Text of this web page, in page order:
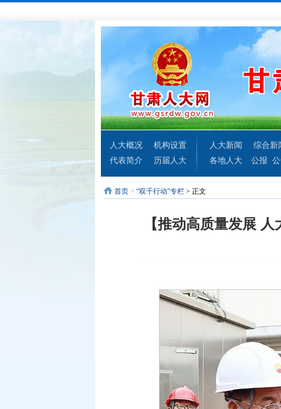
人大概况
机构设置
代表简介
历届人大
人大新闻
综合新
各地人大
公报
首页 > “双千行动”专栏 > 正文
【推动高质量发展